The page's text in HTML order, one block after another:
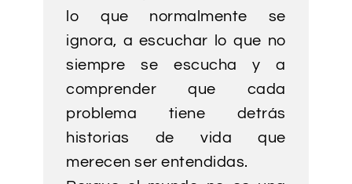
lo que normalmente se
ignora, a escuchar lo que no
siempre se escucha y a
comprender que cada
problema tiene detrás
historias de vida que
merecen ser entendidas.